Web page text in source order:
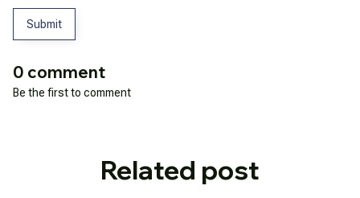
Submit
0 comment
Be the first to comment
Related post